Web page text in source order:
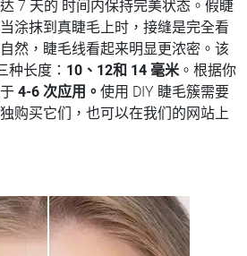
7 天的 时间内保持完美状态。假睫
当涂抹到真睫毛上时，接缝是完全看
然，睫毛线看起来明显更浓密。该
种长度： 10、12和 14 毫米。根据你
4-6 次应用。 使用 DIY 睫毛簇需要
购买它们，也可以在我们的网站上